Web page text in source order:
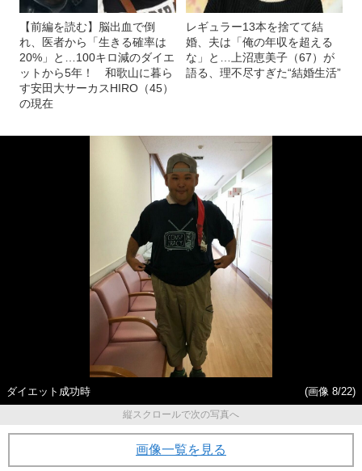
【前編を読む】脳出血で倒
れ、医者から「生きる確率は
20%」と…100キロ減のダイエ
ットから5年！ 和歌山に暮ら
す安田大サーカスHIRO（45）
の現在
レギュラー13本を捨てて結
婚、夫は「俺の年収を超える
な」と…上沼恵美子（67）が
語る、理不尽すぎた“結婚生活”
ダイエット成功時
(画像 8/22)
縦スクロールで次の写真へ
画像一覧を見る